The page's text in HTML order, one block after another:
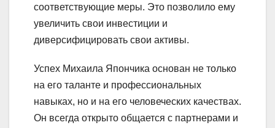
соответствующие меры. Это позволило ему
увеличить свои инвестиции и
диверсифицировать свои активы.
Успех Михаила Япончика основан не только
на его таланте и профессиональных
навыках, но и на его человеческих качествах.
Он всегда открыто общается с партнерами и